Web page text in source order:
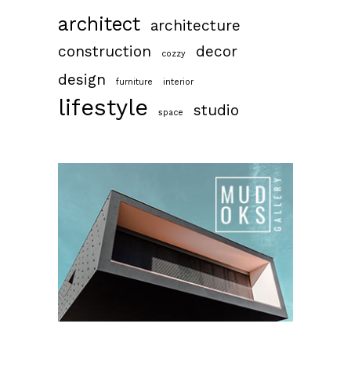
architect
architecture
construction
cozzy
decor
design
furniture interior
lifestyle space studio